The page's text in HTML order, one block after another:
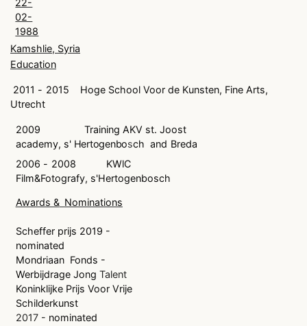
22-
02-
1988
Kamshlie, Syria
Education
2011 - 2015
Hoge School Voor de Kunsten, Fine Arts,
Utrecht
2009
Training AKV st. Joost
academy, s' Hertogenbosch and Breda
2006 - 2008
KWlC
Film&Fotografy, s'Hertogenbosch
Awards & Nominations
Scheffer prijs 2019 -
nominated
Mondriaan Fonds -
Werbijdrage Jong Talent
Koninklijke Prijs Voor Vrije
Schilderkunst
2017 - nominated